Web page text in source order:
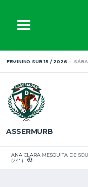
FEMININO SUB 15 / 2026
ASSERMURB
ANA CLARA MESQUITA DE
(24' )